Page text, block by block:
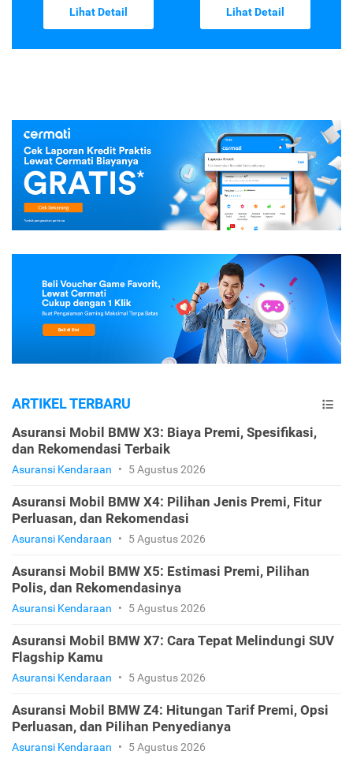
Lihat Detail Lihat Detail
ARTIKEL TERBARU
Asuransi Mobil BMW X3: Biaya Premi, Spesifikasi,
dan Rekomendasi Terbaik
Asuransi Kendaraan • 5 Agustus 2026
Asuransi Mobil BMW X4: Pilihan Jenis Premi, Fitur
Perluasan, dan Rekomendasi
Asuransi Kendaraan • 5 Agustus 2026
Asuransi Mobil BMW X5: Estimasi Premi, Pilihan
Polis, dan Rekomendasinya
Asuransi Kendaraan • 5 Agustus 2026
Asuransi Mobil BMW X7: Cara Tepat Melindungi SUV
Flagship Kamu
Asuransi Kendaraan • 5 Agustus 2026
Asuransi Mobil BMW Z4: Hitungan Tarif Premi, Opsi
Perluasan, dan Pilihan Penyedianya
Asuransi Kendaraan • 5 Agustus 2026